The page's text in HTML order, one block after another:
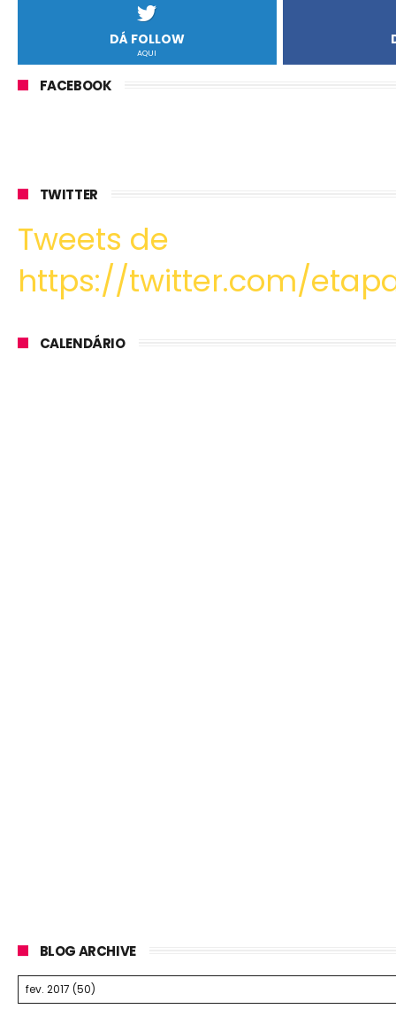
DÁ FOLLOW
AQUI
FACEBOOK
TWITTER
Tweets de
https://twitter.com/
CALENDÁRIO
BLOG ARCHIVE